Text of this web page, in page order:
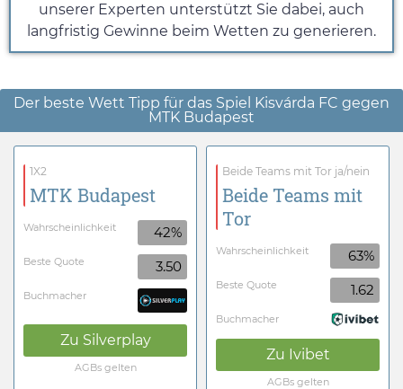
unserer Experten unterstützt Sie dabei, auch
langfristig Gewinne beim Wetten zu generieren.
Der beste Wett Tipp für das Spiel Kisvárda FC gegen
MTK Budapest
1X2
MTK Budapest
Wahrscheinlichkeit 42%
Beste Quote 3.50
Buchmacher
Zu Silverplay
AGBs gelten
Beide Teams mit Tor ja/nein
Beide Teams mit
Tor
Wahrscheinlichkeit 63%
Beste Quote 1.62
Buchmacher
Zu Ivibet
AGBs gelten